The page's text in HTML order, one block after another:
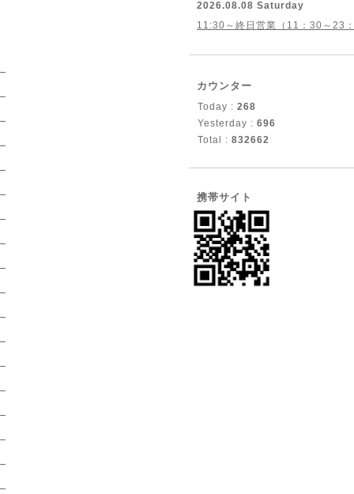
2026.08.08 Saturday
11:30～終日営業（11：30～23
カウンター
Today : 268
Yesterday : 696
Total : 832662
携帯サイト